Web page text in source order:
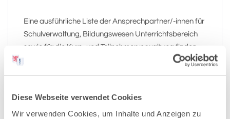
Diese Webseite verwendet Cookies
Wir verwenden Cookies, um Inhalte und Anzeigen zu
Eine ausführliche Liste der Ansprechpartner/-innen für
Schulverwaltung, Bildungswesen Unterrichtsbereich
sowie für die Kurs- und Teilnehmerverwaltung finden